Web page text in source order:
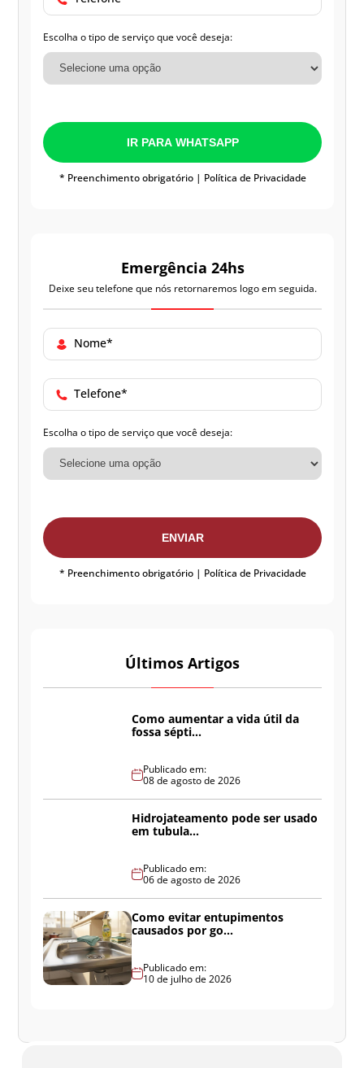
Escolha o tipo de serviço que você deseja:
IR PARA WHATSAPP
* Preenchimento obrigatório | Política de Privacidade
Emergência 24hs
Deixe seu telefone que nós retornaremos logo em seguida.
Nome*
Telefone*
Escolha o tipo de serviço que você deseja:
ENVIAR
* Preenchimento obrigatório | Política de Privacidade
Últimos Artigos
Como aumentar a vida útil da
fossa sépti...
Publicado em:
08 de agosto de 2026
Hidrojateamento pode ser usado
em tubula...
Publicado em:
06 de agosto de 2026
Como evitar entupimentos
causados por go...
Publicado em:
10 de julho de 2026